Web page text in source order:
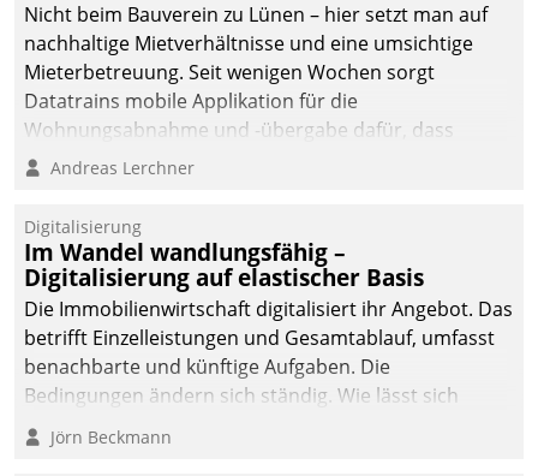
Nicht beim Bauverein zu Lünen – hier setzt man auf
nachhaltige Mietverhältnisse und eine umsichtige
Mieterbetreuung. Seit wenigen Wochen sorgt
Datatrains mobile Applikation für die
Wohnungsabnahme und -übergabe dafür, dass
Mieter wohlgeordnet kommen und, so es sein muss,
Andreas Lerchner
Digitalisierung
Im Wandel wandlungsfähig –
Digitalisierung auf elastischer Basis
Die Immobilienwirtschaft digitalisiert ihr Angebot. Das
betrifft Einzelleistungen und Gesamtablauf, umfasst
benachbarte und künftige Aufgaben. Die
Bedingungen ändern sich ständig. Wie lässt sich
technisch die Kontrolle wahren und zugleich Freiraum
fürs Wachsen öffnen?
Jörn Beckmann